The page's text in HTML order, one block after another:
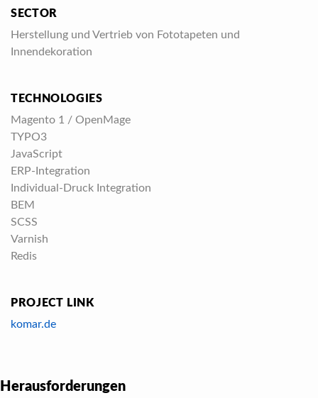
SECTOR
Herstellung und Vertrieb von Fototapeten und
Innendekoration
TECHNOLOGIES
Magento 1 / OpenMage
TYPO3
JavaScript
ERP-Integration
Individual-Druck Integration
BEM
SCSS
Varnish
Redis
PROJECT LINK
komar.de
Herausforderungen